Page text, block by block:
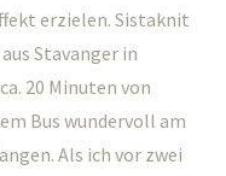
erzielen. Sistaknit
Stavanger in
20 Minuten von
Bus wundervoll am
Als ich vor zwei